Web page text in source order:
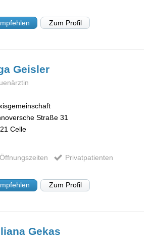
Zum Profil
Geisler
Straße 31
Celle
Öffnungszeiten Privatpatienten
Zum Profil
Gekas